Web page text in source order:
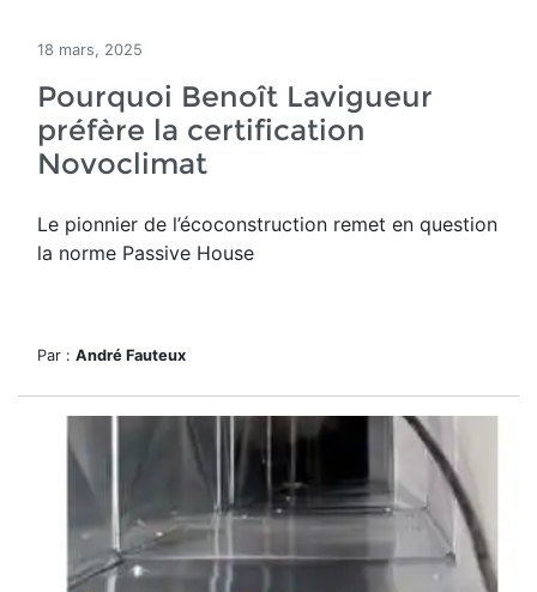
18 mars, 2025
Pourquoi Benoît Lavigueur
préfère la certification
Novoclimat
Le pionnier de l’écoconstruction remet en question
la norme Passive House
Par : André Fauteux